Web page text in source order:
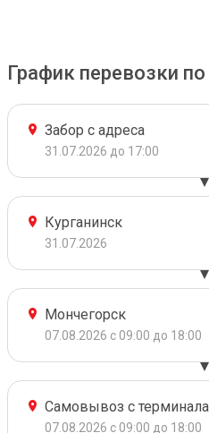
График перевозки
Забор с адреса
31.07.2026 до 17:00
Курганинск
31.07.2026
Мончегорск
07.08.2026 с 09:00 до 18:00
Самовывоз с
07.08.2026 с 09:00 до 18:00